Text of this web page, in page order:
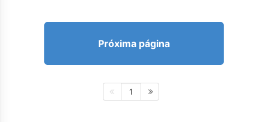
Próxima página
1